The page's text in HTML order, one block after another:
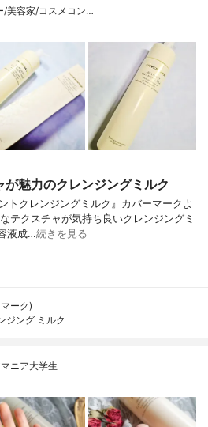
/美容家/コスメコン…
魅力のクレンジングミルク
トクレンジングミルク』カバーマークよ
テクスチャが気持ち良いクレンジングミ
液成…続きを見る
ーク)
ジング ミルク
ニア大学生